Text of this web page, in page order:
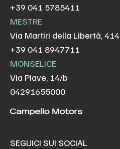
+39 041 5785411
MESTRE
Via Martiri della Libertà, 414
+39 041 8947711
MONSELICE
Via Piave, 14/b
04291655000
SEGUICI SUI SOCIAL